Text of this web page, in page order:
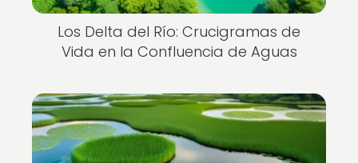
Los Delta del Río: Crucigramas de
Vida en la Confluencia de Aguas